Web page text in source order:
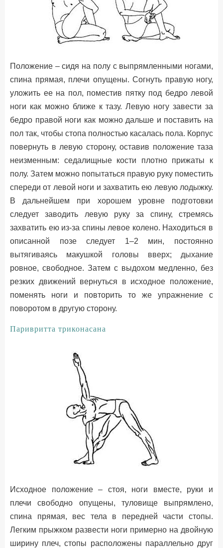
Положение – сидя на полу с выпрямленными ногами,
спина прямая, плечи опущены. Согнуть правую ногу,
уложить ее на пол, поместив пятку под бедро левой
ноги как можно ближе к тазу. Левую ногу завести за
бедро правой ноги как можно дальше и поставить на
пол так, чтобы стопа полностью касалась пола. Корпус
повернуть в левую сторону, оставив положение таза
неизменным: седалищные кости плотно прижаты к
полу. Затем можно попытаться правую руку поместить
спереди от левой ноги и захватить ею левую лодыжку.
В дальнейшем при хорошем уровне подготовки
следует заводить левую руку за спину, стремясь
захватить ею из-за спины левое колено. Находиться в
описанной позе следует 1–2 мин, постоянно
вытягиваясь макушкой головы вверх; дыхание
ровное, свободное. Затем с выдохом медленно, без
резких движений вернуться в исходное положение,
поменять ноги и повторить то же упражнение с
поворотом в другую сторону.
Паривритта триконасана
Исходное положение – стоя, ноги вместе, руки и
плечи свободно опущены, туловище выпрямлено,
спина прямая, вес тела в передней части стопы.
Легким прыжком развести ноги примерно на двойную
ширину плеч, стопы расположены параллельно друг